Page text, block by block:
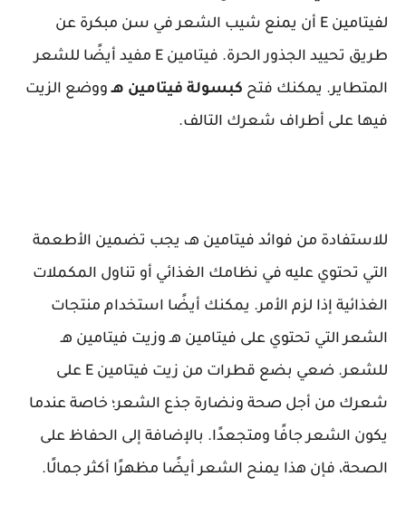
لفيتامين E أن يمنع شيب الشعر في سن مبكرة عن
طريق تحييد الجذور الحرة. فيتامين E مفيد أيضًا للشعر
المتطاير. يمكنك فتح كبسولة فيتامين هـ ووضع الزيت
فيها على أطراف شعرك التالف.
للاستفادة من فوائد فيتامين هـ، يجب تضمين الأطعمة
التي تحتوي عليه في نظامك الغذائي أو تناول المكملات
الغذائية إذا لزم الأمر. يمكنك أيضًا استخدام منتجات
الشعر التي تحتوي على فيتامين هـ وزيت فيتامين هـ
للشعر. ضعي بضع قطرات من زيت فيتامين E على
شعرك من أجل صحة ونضارة جذع الشعر؛ خاصة عندما
يكون الشعر جافًا ومتجعدًا. بالإضافة إلى الحفاظ على
الصحة، فإن هذا يمنح الشعر أيضًا مظهرًا أكثر جمالًا.